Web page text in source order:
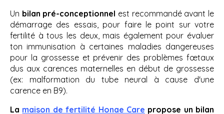
Un bilan pré-conceptionnel est recommandé avant le
démarrage des essais, pour faire le point sur votre
fertilité à tous les deux, mais également pour évaluer
ton immunisation à certaines maladies dangereuses
pour la grossesse et prévenir des problèmes fœtaux
dus aux carences maternelles en début de grossesse
(ex: malformation du tube neural à cause d'une
carence en B9).
La maison de fertilité Honae Care propose un bilan